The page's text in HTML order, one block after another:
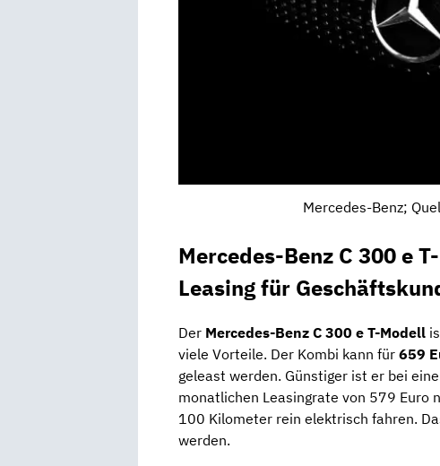
Mercedes-Benz;
Mercedes-Benz C 300 e
Leasing für
Der Mercedes-Benz C 300 e T-Modell
viele Vorteile. Der Kombi kann für 659
geleast werden. Günstiger ist er bei
monatlichen Leasingrate von 579 Euro
100 Kilometer rein elektrisch fahren.
werden.